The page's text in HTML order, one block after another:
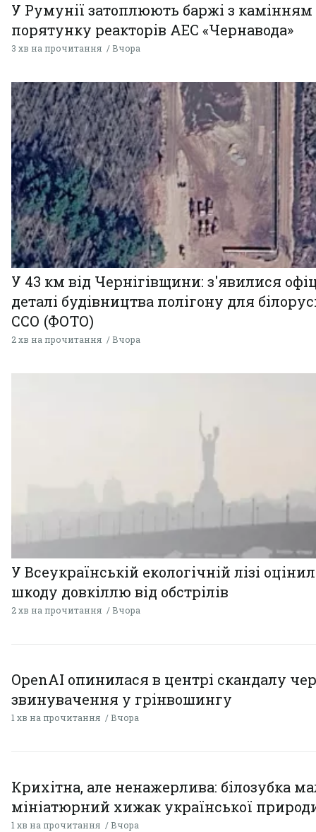
У Румунії затоплюють баржі з
порятунку реакторів АЕС «Чернавода»
3 хв на прочитання Вчора
У 43 км від Чернігівщини: з'явилися
деталі будівництва полігону для
ССО (ФОТО)
2 хв на прочитання Вчора
У Всеукраїнській екологічній лізі
шкоду довкіллю від обстрілів
2 хв на прочитання Вчора
OpenAI опинилася в центрі скандалу
звинувачення у грінвошингу
1 хв на прочитання Вчора
Крихітна, але ненажерлива: білозубка
мініатюрний хижак української
1 хв на прочитання Вчора